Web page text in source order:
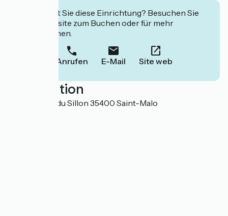
Interessiert Sie diese Einrichtung? Besuchen Sie
deren Website zum Buchen oder für mehr
Informationen.
Anrufen E-Mail Site web
Localisation
49 chaussée du Sillon 35400 Saint-Malo